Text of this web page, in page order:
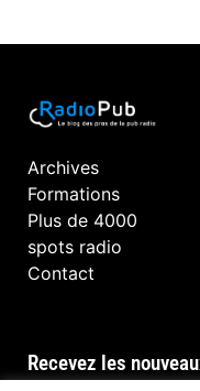
Archives
Formations
Plus de 4000
spots radio
Contact
Recevez les